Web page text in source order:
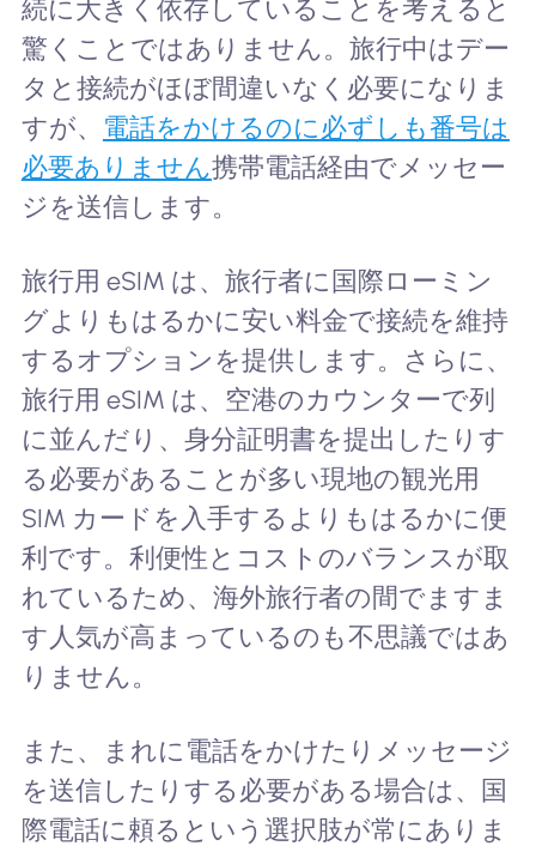
続に大きく依存していることを考えると
驚くことではありません。旅行中はデー
タと接続がほぼ間違いなく必要になりま
すが、 電話をかけるのに必ずしも番号は
必要ありません携帯電話経由でメッセー
ジを送信します。
旅行用 eSIM は、旅行者に国際ローミン
グよりもはるかに安い料金で接続を維持
するオプションを提供します。さらに、
旅行用 eSIM は、空港のカウンターで列
に並んだり、身分証明書を提出したりす
る必要があることが多い現地の観光用
SIM カードを入手するよりもはるかに便
利です。利便性とコストのバランスが取
れているため、海外旅行者の間でますま
す人気が高まっているのも不思議ではあ
りません。
また、まれに電話をかけたりメッセージ
を送信したりする必要がある場合は、国
際電話に頼るという選択肢が常にありま